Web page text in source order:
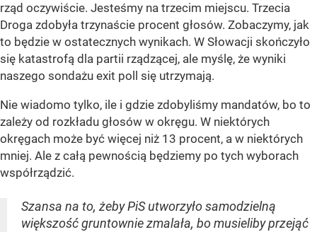
rząd oczywiście. Jesteśmy na trzecim miejscu. Trzecia
Droga zdobyła trzynaście procent głosów. Zobaczymy, jak
to będzie w ostatecznych wynikach. W Słowacji skończyło
się katastrofą dla partii rządzącej, ale myślę, że wyniki
naszego sondażu exit poll się utrzymają.
Nie wiadomo tylko, ile i gdzie zdobyliśmy mandatów, bo to
zależy od rozkładu głosów w okręgu. W niektórych
okręgach może być więcej niż 13 procent, a w niektórych
mniej. Ale z całą pewnością będziemy po tych wyborach
współrządzić.
Szansa na to, żeby PiS utworzyło samodzielną
większość gruntownie zmalała, bo musieliby przejąć